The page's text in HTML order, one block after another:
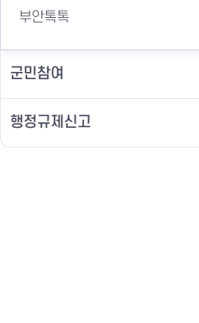
부안톡톡
군민참여
행정규제신고